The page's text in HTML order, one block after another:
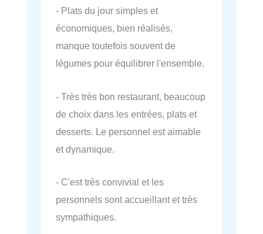
- Plats du jour simples et
économiques, bien réalisés,
manque toutefois souvent de
légumes pour équilibrer l'ensemble.
- Très très bon restaurant, beaucoup
de choix dans les entrées, plats et
desserts. Le personnel est aimable
et dynamique.
- C'est très convivial et les
personnels sont accueillant et très
sympathiques.